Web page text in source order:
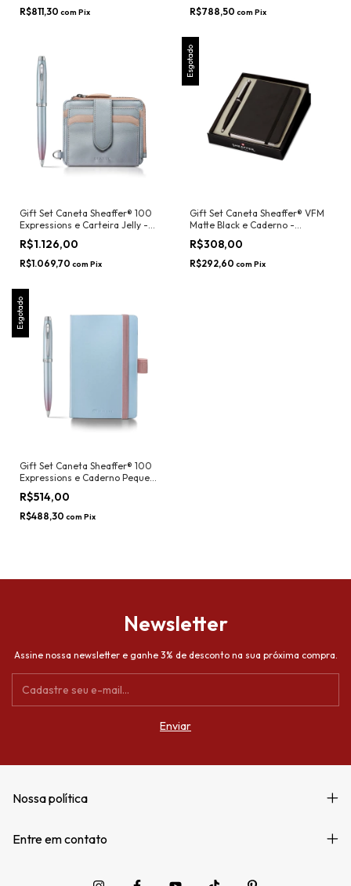
R$811,30 com Pix R$788,50 com Pix
Gift Set Caneta Sheaffer® 100
Expressions e Carteira Jelly -
Sheaffer
R$1.126,00
R$1.069,70 com Pix
Esgotado
Gift Set Caneta Sheaffer® VFM
Matte Black e Caderno -
Sheaffer
R$308,00
R$292,60 com Pix
Esgotado
Gift Set Caneta Sheaffer® 100
Expressions e Caderno Pequeno
- Sheaffer
R$514,00
R$488,30 com Pix
Newsletter
Assine nossa newsletter e ganhe 3% de desconto na sua próxima compra.
Nossa política
Entre em contato